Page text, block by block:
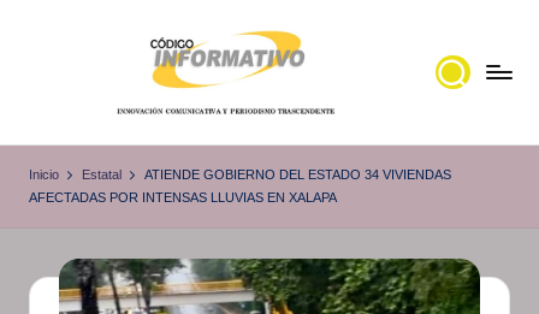
ó
i
g
noticias
Inicio Estatal
ATIENDE GOBIERNO DEL ESTADO 34 VIVIENDAS
AFECTADAS POR INTENSAS LLUVIAS EN XALAPA